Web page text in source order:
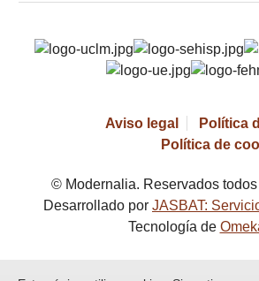
Aviso legal
Política
Política de
© Modernalia. Reservados
Desarrollado por JASBAT:
Tecnología de